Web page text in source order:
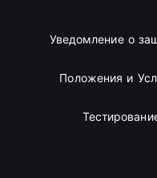
Уведомление о
Положения и